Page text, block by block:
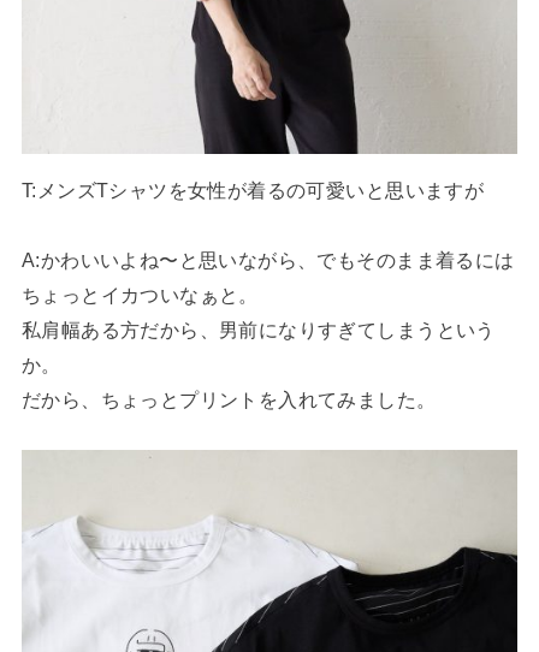
T:メンズTシャツを女性が着るの可愛いと思いますが
A:かわいいよね〜と思いながら、でもそのまま着るには
ちょっとイカついなぁと。
私肩幅ある方だから、男前になりすぎてしまうという
か。
だから、ちょっとプリントを入れてみました。